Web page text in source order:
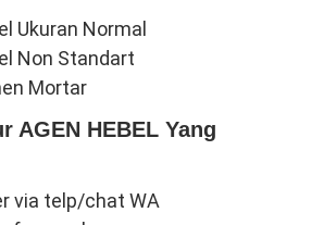
Ukuran Normal
Non Standart
Mortar
AGEN HEBEL Yang
via telp/chat WA